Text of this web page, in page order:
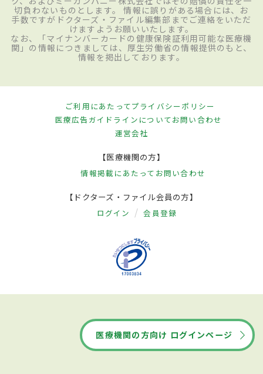
切負わないものとします。 情報に誤りがある場合には、お
手数ですがドクターズ・ファイル編集部までご連絡をいただ
けますようお願いいたします。
なお、「マイナンバーカードの健康保険証利用可能な医療機
関」の情報につきましては、厚生労働省の情報提供のもと、
情報を掲出しております。
ご利用にあたってプライバシーポリシー
医療広告ガイドラインについてお問い合わせ
運営会社
【医療機関の方】
情報掲載にあたって お問い合わせ
【ドクターズ・ファイル会員の方】
ログイン 会員登録
医療機関の方向け ログインページ